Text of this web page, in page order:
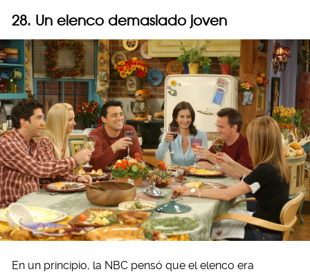
28. Un elenco demasiado joven
En un principio, la NBC pensó que el elenco era